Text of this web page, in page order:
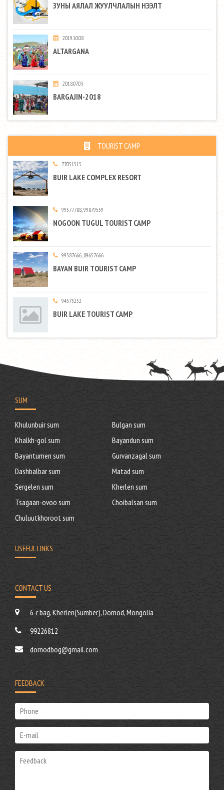
ЗУНЫ АЯЛАЛ ЖУУЛЧЛАЛЫН НЭЭЛТ
2019.10.08
ALTARGANA
2018.07.03
BARGAJIN-2018
TOURIST CAMP
77051515
BUIR LAKE COMPLEX RESORT
99577788, 99879559
NOGOON TUGUL TOURIST CAMP
99587666, 89657666
BAYAN BUIR TOURIST CAMP
94575252
BUIR LAKE TOURIST CAMP
SUM
Khulunbuir sum
Bulgan sum
Khalkh-gol sum
Bayandun sum
Bayantumen sum
Gurvanzagal sum
Dashbalbar sum
Matad sum
Sergelen sum
Kherlen sum
Tsagaan-ovoo sum
Choibalsan sum
Chuluutkhoroot sum
USEFUL LINKS
CONTACT US
6-r bag, Kherlen(Sumber), Dornod, Mongolia
99226812
dornodbog@gmail.com
FEEDBACK